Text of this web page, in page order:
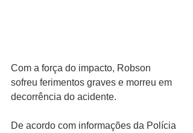
Com a força do impacto, Robson
sofreu ferimentos graves e morreu em
decorrência do acidente.
De acordo com informações da Polícia